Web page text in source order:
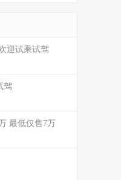
迎试乘试驾
驾
最低仅售7万